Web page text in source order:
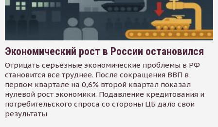
Экономический рост в России остановился
Отрицать серьезные экономические проблемы в РФ
становится все труднее. После сокращения ВВП в
первом квартале на 0,6% второй квартал показал
нулевой рост экономики. Подавление кредитования и
потребительского спроса со стороны ЦБ дало свои
результаты